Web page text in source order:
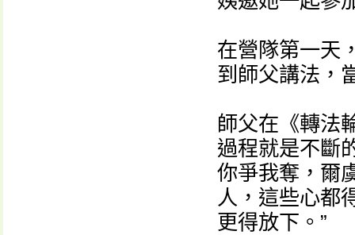
在營隊第一天
到師父講法，
師父在《轉法
過程就是不斷
你爭我奪，爾
人，這些心都
更得放下。”